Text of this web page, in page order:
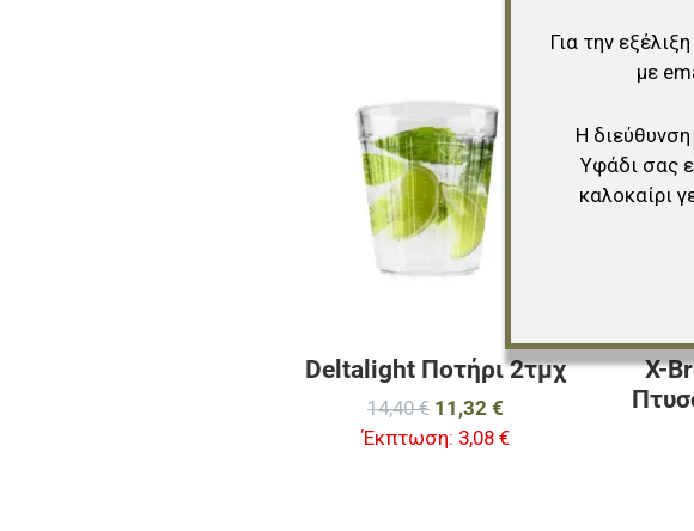
Προσθήκη
Γρήγορη
Deltalight Ποτήρι 2τμχ
14,40 € 11,32 €
Έκπτωση: 3,08 €
X-
Για την
με
Η
Υφάδι σας
καλοκαίρι